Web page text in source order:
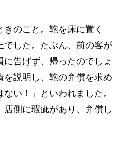
のこと。鞄を床に置く
でした。たぶん、前の客が
に告げず、帰ったのでしょ
を説明し、鞄の弁償を求め
い！」といわれました。
店側に瑕疵があり、弁償し